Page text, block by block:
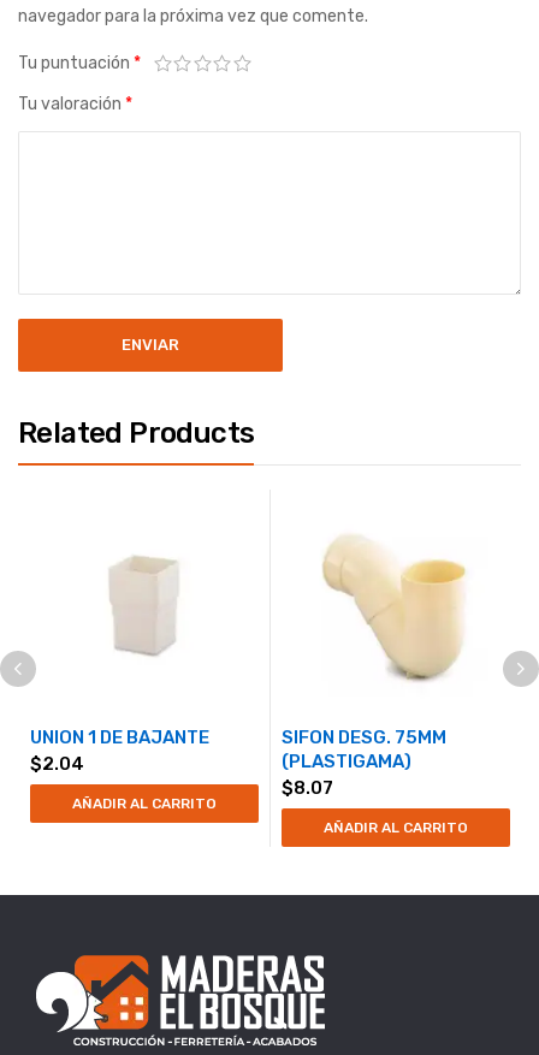
navegador para la próxima vez que comente.
Tu puntuación *
Tu valoración *
Related Products
UNION 1 DE BAJANTE
$2.04
AÑADIR AL CARRITO
SIFON DESG. 75MM
(PLASTIGAMA)
$8.07
AÑADIR AL CARRITO